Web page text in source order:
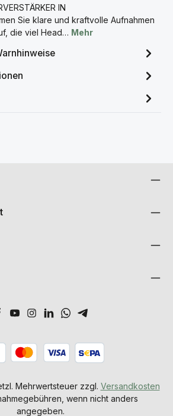
IN
Sie klare und kraftvolle Aufnahmen
die viel Head… Mehr
Mehrwertsteuer zzgl. Versandkosten
wenn nicht anders
angegeben.